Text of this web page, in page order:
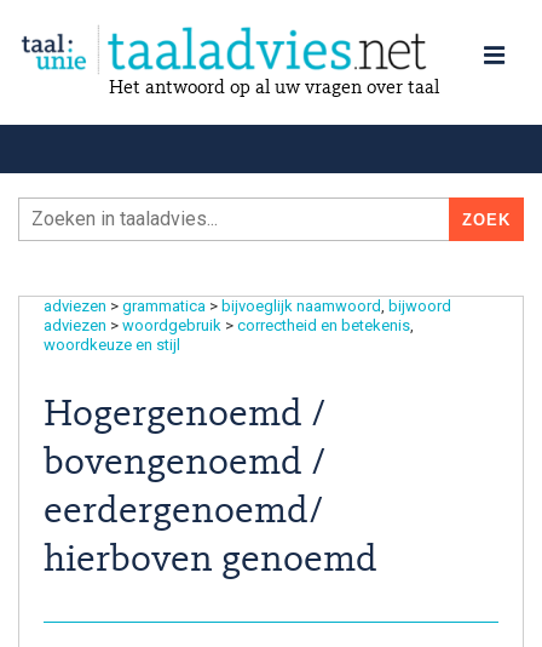
Het antwoord op al uw vragen over taal
adviezen > grammatica > bijvoeglijk naamwoord
bijwoord
adviezen > woordgebruik > correctheid en betekenis
woordkeuze en stijl
Hogergenoemd /
bovengenoemd /
eerdergenoemd/
hierboven genoemd